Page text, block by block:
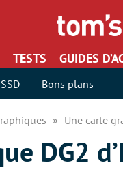
TESTS GUIDES
SSD Bons plans
Une carte
DG2